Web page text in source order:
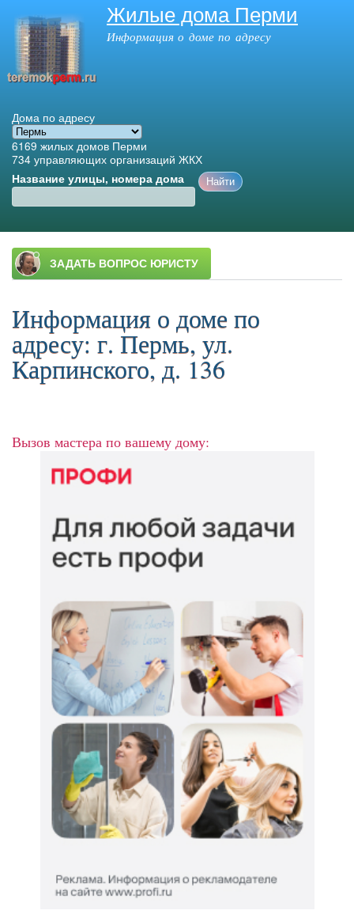
Перейти к
основному
Жилые дома Перми
Информация о доме по адресу
Дома по адресу
6169 жилых домов Перми
734 управляющих организаций ЖКХ
Название улицы, номера дома
Главное меню
Информация о доме по
адресу: г. Пермь, ул.
Карпинского, д. 136
Вызов мастера по вашему дому: